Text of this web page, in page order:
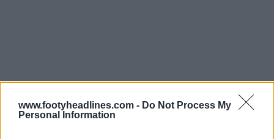
www.footyheadlines.com - Do Not Process My
Personal Information